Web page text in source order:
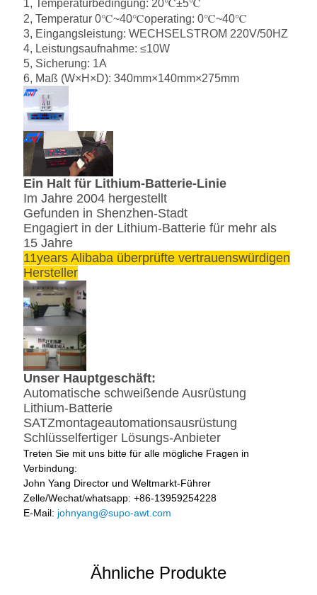
1, Temperaturbedingung: 20℃±5℃
2, Temperatur 0℃~40℃operating: 0℃~40℃
3, Eingangsleistung: WECHSELSTROM 220V/50HZ
4, Leistungsaufnahme: ≤10W
5, Sicherung: 1A
6, Maß (W×H×D): 340mm×140mm×275mm
Ein Halt für Lithium-Batterie-Linie
Im Jahre 2004 hergestellt
Gefunden in Shenzhen-Stadt
Engagiert in der Lithium-Batterie für mehr als
15 Jahre
11years Alibaba überprüfte vertrauenswürdigen
Hersteller
Unser Hauptgeschäft:
Automatische schweißende Ausrüstung
Lithium-Batterie
SATZmontageautomationsausrüstung
Schlüsselfertiger Lösungs-Anbieter
Treten Sie mit uns bitte für alle mögliche Fragen in
Verbindung:
John Yang Director und Weltmarkt-Führer
Zelle/Wechat/whatsapp: +86-13959254228
E-Mail: johnyang@supo-awt.com
Ähnliche Produkte